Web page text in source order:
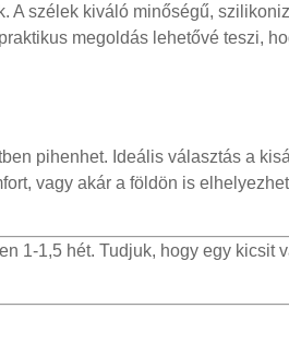
A szélek kiváló minőségű,
megoldás lehetővé teszi,
pihenhet. Ideális választás a
vagy akár a földön is
1-1,5 hét. Tudjuk, hogy egy kicsit